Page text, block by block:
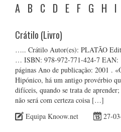
A B C D E F G H I
Crátilo (Livro)
….. Crátilo Autor(es): PLATÃO
… ISBN: 978-972-771-424-7
páginas Ano de publicação: 2001 .
Hipónico, há um antigo provérbio
difíceis, quando se trata de
não será com certeza coisa […]
Equipa Knoow.net
27-